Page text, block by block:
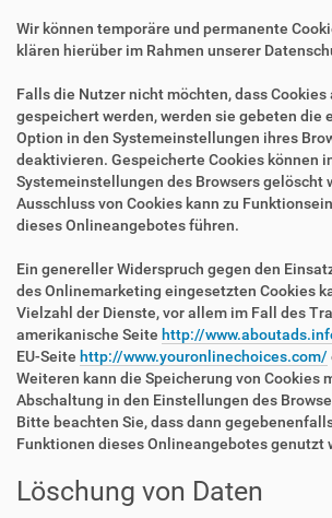
Wir können temporäre und permanente
klären hierüber im Rahmen unserer
Falls die Nutzer nicht möchten, dass
gespeichert werden, werden sie gebeten die
Option in den Systemeinstellungen ihres
deaktivieren. Gespeicherte Cookies können
Systemeinstellungen des Browsers gelöscht
Ausschluss von Cookies kann zu
dieses Onlineangebotes führen.
Ein genereller Widerspruch gegen den
des Onlinemarketing eingesetzten Cookies
Vielzahl der Dienste, vor allem im Fall des
amerikanische Seite http://
EU-Seite http://www.youronlinechoices.com/
Weiteren kann die Speicherung von Cookies
Abschaltung in den Einstellungen des
Bitte beachten Sie, dass dann
Funktionen dieses Onlineangebotes genutzt
Löschung von Daten